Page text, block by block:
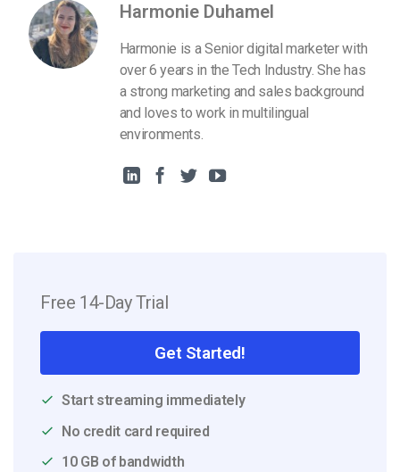
Harmonie Duhamel
Harmonie is a Senior digital marketer with
over 6 years in the Tech Industry. She has
a strong marketing and sales background
and loves to work in multilingual
environments.
Free 14-Day Trial
Get Started!
Start streaming immediately
No credit card required
10 GB of bandwidth